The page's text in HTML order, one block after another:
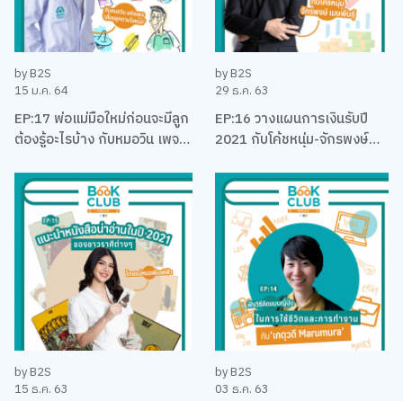
by B2S
15 ม.ค. 64
EP:17 พ่อแม่มือใหม่ก่อนจะมีลูก
ต้องรู้อะไรบ้าง กับหมอวิน เพจ
by B2S
29 ธ.ค. 63
EP:16 วางแผนการเงินรับปี
2021 กับโค้ชหนุ่ม-จักรพงษ์
by B2S
15 ธ.ค. 63
by B2S
03 ธ.ค. 63